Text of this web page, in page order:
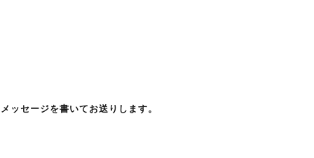
ッセージを書いてお送りします。